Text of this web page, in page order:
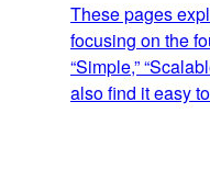
These pages
focusing on the
“Simple,”
also find it easy